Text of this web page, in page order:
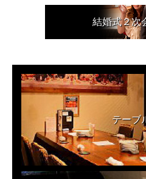
結婚式２次
テーブ